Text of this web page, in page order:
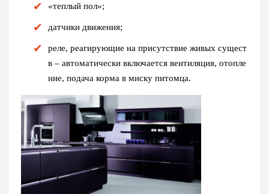
«теплый пол»;
датчики движения;
реле, реагирующие на присутствие живых сущест
в – автоматически включается вентиляция, отопле
ние, подача корма в миску питомца.